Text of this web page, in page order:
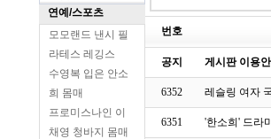
연예/스포츠
모모랜드 낸시 필
라테스 레깅스
수영복 입은 안소
희 몸매
프로미스나인 이
채영 청바지 몸매
번호
공지 게시판 이용
6352 레슬링 여자
6351 '한소희' 드라